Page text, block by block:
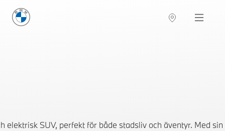
BMW Sverige Navigation
elektrisk SUV, perfekt för både stadsliv och äventyr. Med